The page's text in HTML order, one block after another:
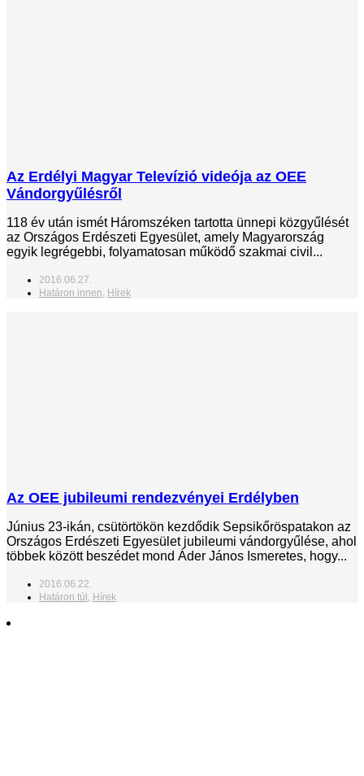
Az Erdélyi Magyar Televízió videója az OEE
Vándorgyűlésről
118 év után ismét Háromszéken tartotta ünnepi közgyűlését
az Országos Erdészeti Egyesület, amely Magyarország
egyik legrégebbi, folyamatosan működő szakmai civil...
2016.06.27.
Határon innen Hírek
Az OEE jubileumi rendezvényei Erdélyben
Június 23-ikán, csütörtökön kezdődik Sepsikőröspatakon az
Országos Erdészeti Egyesület jubileumi vándorgyűlése, ahol
többek között beszédet mond Áder János Ismeretes, hogy...
2016.06.22.
Határon túl Hírek